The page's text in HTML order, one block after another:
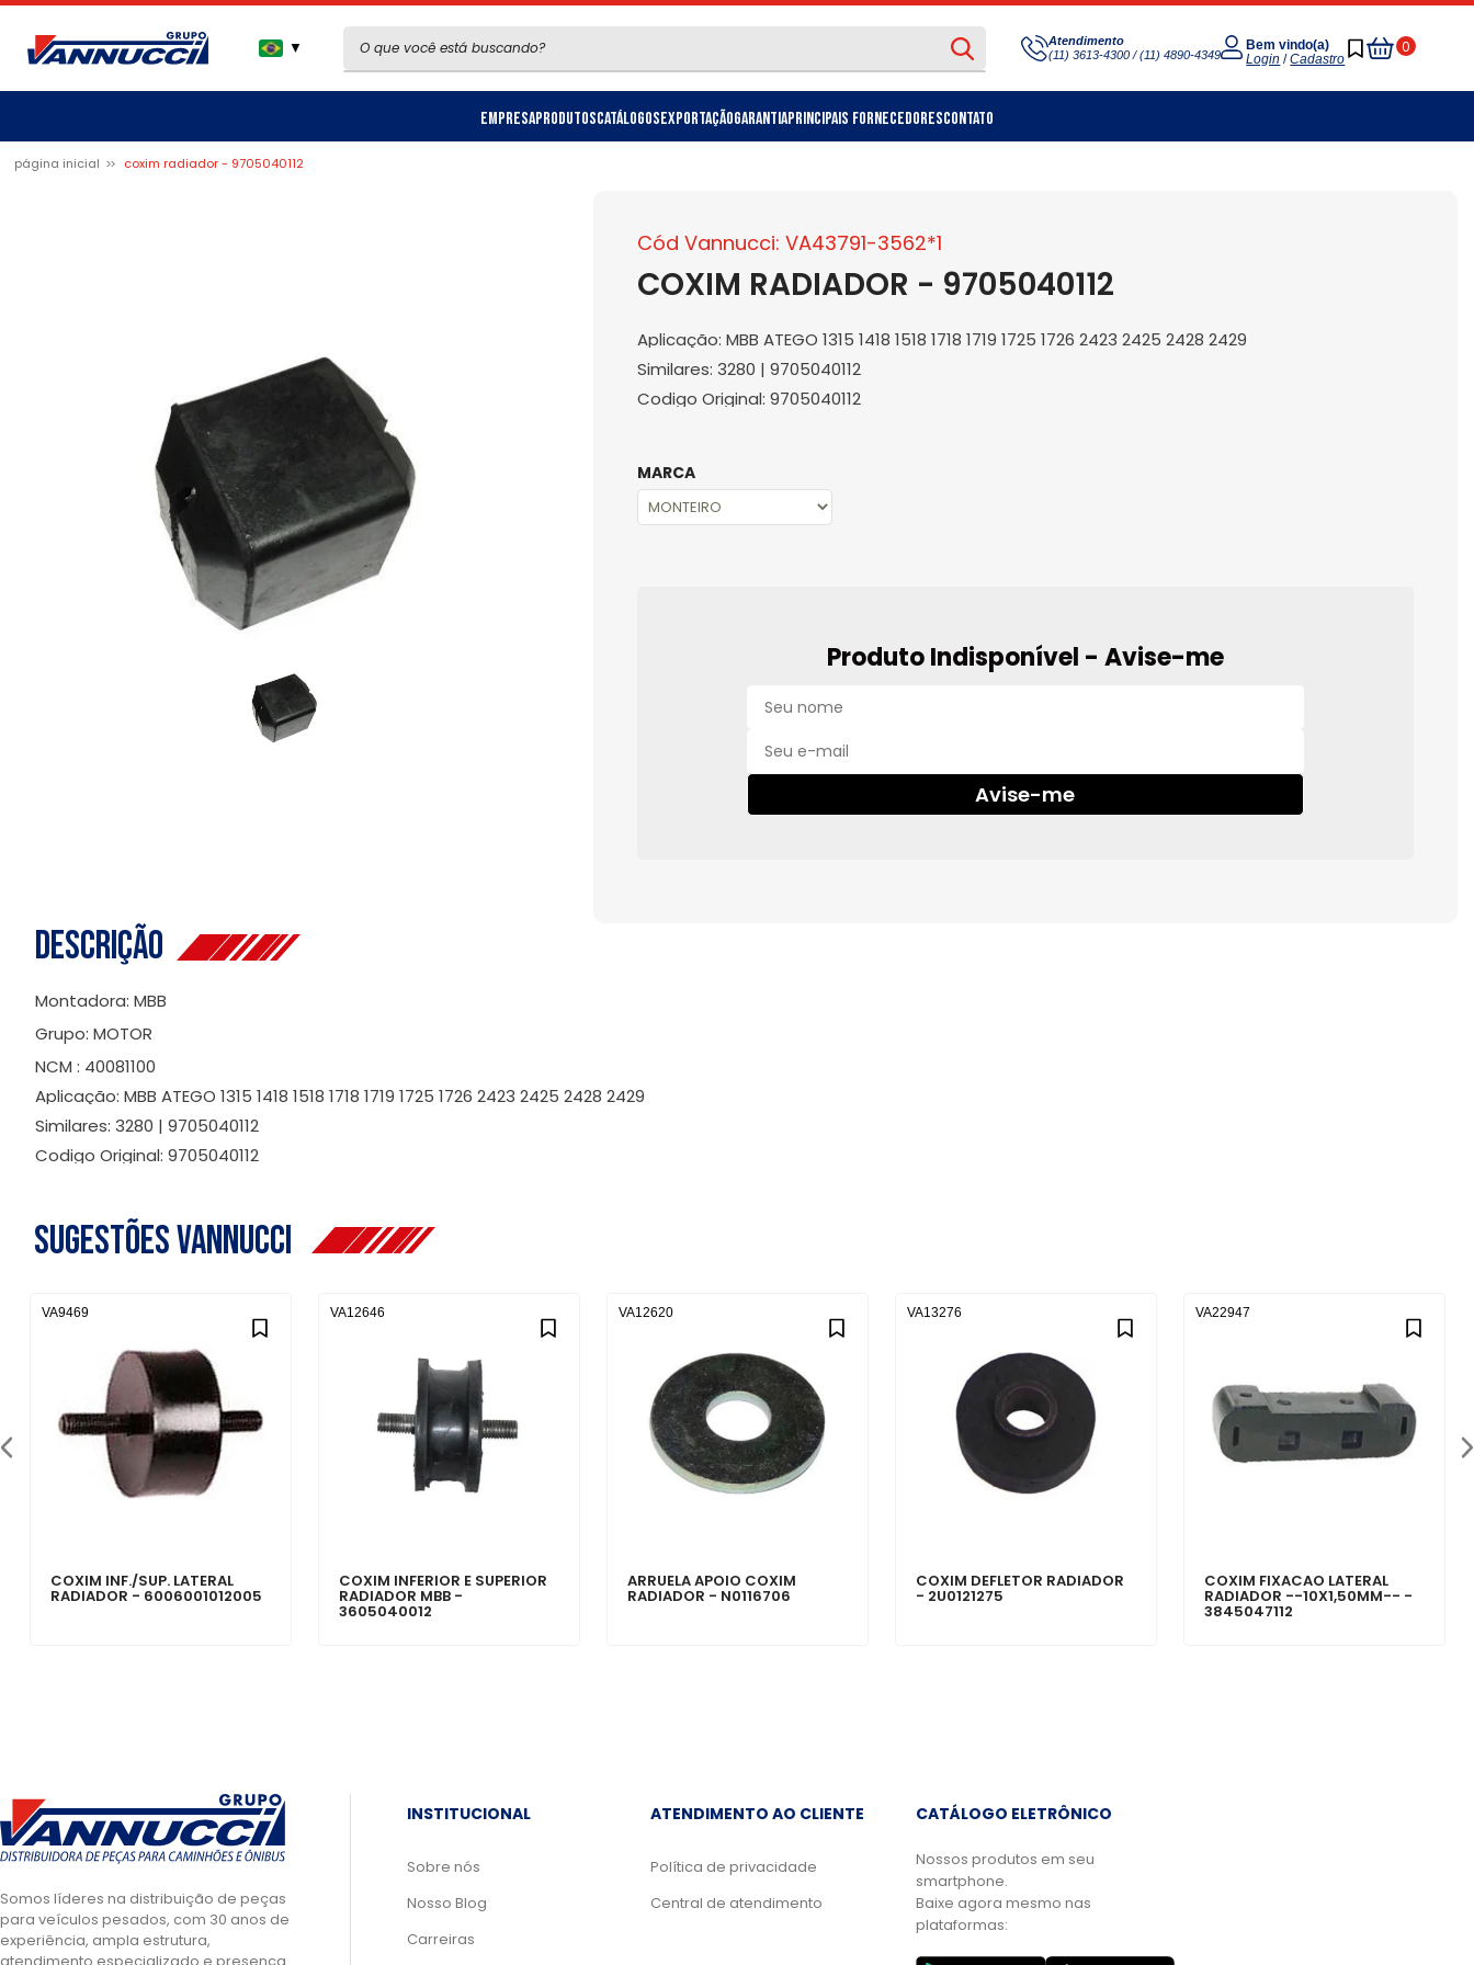
▼
Atendimento
(11) 3613-4300 / (11) 4890-4349
Bem vindo(a)
Login /Cadastro
0
Meu
Carrinho
EmpresaProdutosCatálogosExportaçãoGarantiaPrincipais FornecedoresContato
página inicial coxim radiador - 9705040112
Cód Vannucci: VA43791-3562*1
COXIM RADIADOR - 9705040112
Aplicação: MBB ATEGO 1315 1418 1518 1718 1719 1725 1726 2423 2425 2428 2429
Similares: 3280 | 9705040112
Codigo Original: 9705040112
MARCA
Produto Indisponível - Avise-me
Avise-me
Descrição
Montadora: MBB
Grupo: MOTOR
NCM : 40081100
Aplicação: MBB ATEGO 1315 1418 1518 1718 1719 1725 1726 2423 2425 2428 2429
Similares: 3280 | 9705040112
Codigo Original: 9705040112
Sugestões Vannucci
COXIM INF./SUP. LATERAL
RADIADOR - 6006001012005
VA9469
COXIM INFERIOR E SUPERIOR
RADIADOR MBB -
3605040012
VA12646
ARRUELA APOIO COXIM
RADIADOR - N0116706
VA12620
COXIM DEFLETOR RADIADOR
- 2U0121275
VA13276
COXIM FIXACAO LATERAL
RADIADOR --10X1,50MM-- -
3845047112
VA22947
Somos líderes na distribuição de peças
para veículos pesados, com 30 anos de
experiência, ampla estrutura,
INSTITUCIONAL
Sobre nós
Nosso Blog
Carreiras
ATENDIMENTO AO CLIENTE
Política de privacidade
Central de atendimento
CATÁLOGO ELETRÔNICO
Nossos produtos em seu
smartphone.
Baixe agora mesmo nas
plataformas: